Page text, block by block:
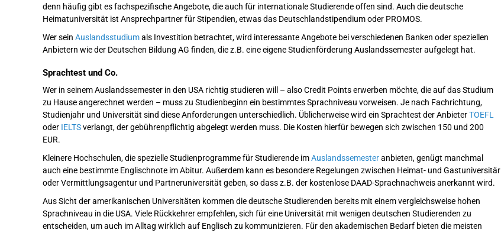
denn häufig gibt es fachspezifische Angebote, die auch für internationale Studierende offen sind. Auch die deutsche
Heimatuniversität ist Ansprechpartner für Stipendien, etwas das Deutschlandstipendium oder PROMOS.
Wer sein Auslandsstudiumals Investition betrachtet, wird interessante Angebote bei verschiedenen Banken oder speziellen
Anbietern wie der Deutschen Bildung AG finden, die z.B. eine eigene Studienförderung Auslandssemester aufgelegt hat.
Sprachtest und Co.
Wer in seinem Auslandssemester in den USA richtig studieren will – also Credit Points erwerben möchte, die auf das Studium
zu Hause angerechnet werden – muss zu Studienbeginn ein bestimmtes Sprachniveau vorweisen. Je nach Fachrichtung,
Studienjahr und Universität sind diese Anforderungen unterschiedlich. Üblicherweise wird ein Sprachtest der AnbieterTOEFL
oder IELTSverlangt, der gebührenpflichtig abgelegt werden muss. Die Kosten hierfür bewegen sich zwischen 150 und 200
EUR.
Kleinere Hochschulen, die spezielle Studienprogramme für Studierende imAuslandssemesteranbieten, genügt manchmal
auch eine bestimmte Englischnote im Abitur. Außerdem kann es besondere Regelungen zwischen Heimat- und Gastuniversitär
oder Vermittlungsagentur und Partneruniversität geben, so dass z.B. der kostenlose DAAD-Sprachnachweis anerkannt wird.
Aus Sicht der amerikanischen Universitäten kommen die deutsche Studierenden bereits mit einem vergleichsweise hohen
Sprachniveau in die USA. Viele Rückkehrer empfehlen, sich für eine Universität mit wenigen deutschen Studierenden zu
entscheiden, um auch im Alltag wirklich auf Englisch zu kommunizieren. Für den akademischen Bedarf bieten die meisten